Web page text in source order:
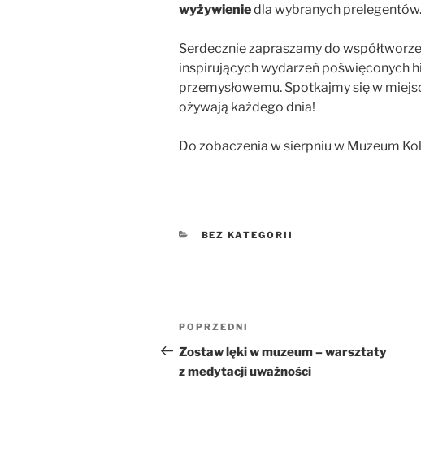
wyżywieniedla wybranych prelegentów.
Serdecznie zapraszamy do
inspirujących wydarzeń poświęconych
przemysłowemu. Spotkajmy się w
ożywają każdego dnia!
Do zobaczenia w sierpniu w Muzeum
KATEGORIE
BEZ KATEGORII
Nawigacja
wpisu
Poprzedni
wpis
POPRZEDNI
Zostaw lęki w muzeum – warsztaty
z medytacji uważności